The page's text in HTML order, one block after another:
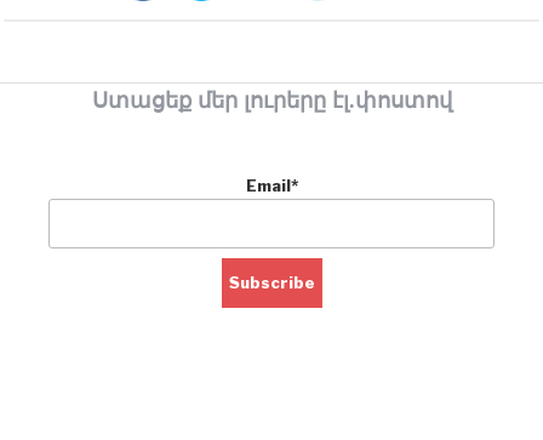
Ստացեք մեր լուրերը էլ.փոստով
Email*